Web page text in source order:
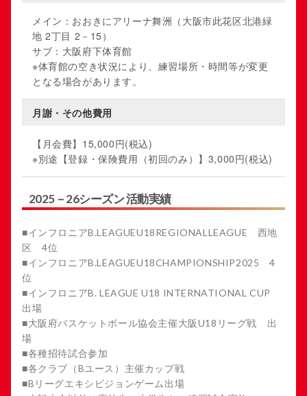
メイン：おおきにアリーナ舞洲（大阪市此花区北港緑
地 2丁目 2－15）
サブ：大阪府下体育館
※体育館の空き状況により、練習場所・時間等が変更
となる場合があります。
月謝・その他費用
【月会費】15,000円(税込)
※別途【登録・保険費用（初回のみ）】3,000円(税込)
2025－26シーズン 活動実績
■インフロニアB.LEAGUEU18REGIONALLEAGUE 西地
区 4位
■インフロニアB.LEAGUEU18CHAMPIONSHIP2025 4
位
■インフロニアB. LEAGUE U18 INTERNATIONAL CUP
出場
■大阪府バスケットボール協会主催大阪U18リーグ戦 出
場
■各種招待試合参加
■各クラブ（Bユース）主催カップ戦
■Bリーグエキシビジョンゲーム出場